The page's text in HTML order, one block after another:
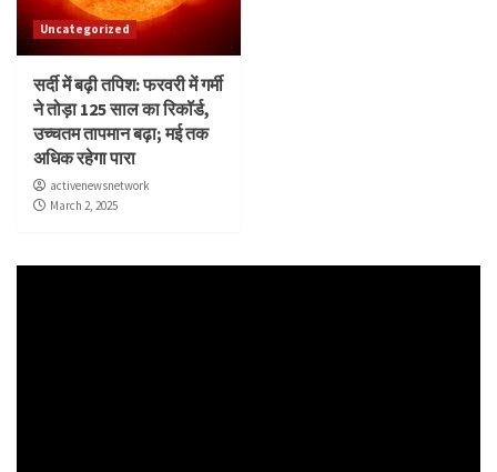
Uncategorized
सर्दी में बढ़ी तपिश: फरवरी में गर्मी
ने तोड़ा 125 साल का रिकॉर्ड,
उच्चतम तापमान बढ़ा; मई तक
अधिक रहेगा पारा
activenewsnetwork
March 2, 2025